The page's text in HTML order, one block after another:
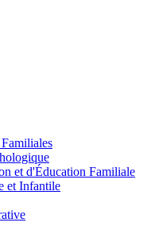
et d'Éducation Familiale
et Infantile